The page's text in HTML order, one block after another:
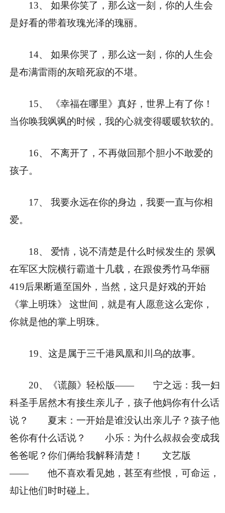
13、 如果你笑了，那么这一刻，你的人生会
是好看的带着玫瑰光泽的瑰丽。
14、 如果你哭了，那么这一刻，你的人生会
是布满雷雨的灰暗死寂的不堪。
15、 《幸福在哪里》真好，世界上有了你！
当你唤我飒飒的时候，我的心就变得暖暖软软的。
16、 不离开了，不再做回那个胆小不敢爱的
孩子。
17、 我要永远在你的身边，我要一直与你相
爱。
18、 爱情，说不清楚是什么时候发生的 景飒
在军区大院横行霸道十几载，在跟俊秀竹马华丽
419后果断遁至国外，当然，这只是好戏的开始
《掌上明珠》 这世间，就是有人愿意这么宠你，
你就是他的掌上明珠。
19、这是属于三千港凤凰和川乌的故事。
20、《谎颜》轻松版—— 宁之远：我一妇
科圣手居然木有接生亲儿子，孩子他妈你有什么话
说？ 夏末：一开始是谁没认出亲儿子？孩子他
爸你有什么话说？ 小乐：为什么叔叔会变成我
爸爸呢？你们俩给我解释清楚！ 文艺版
—— 他不喜欢看见她，甚至有些恨，可命运，
却让他们时时碰上。